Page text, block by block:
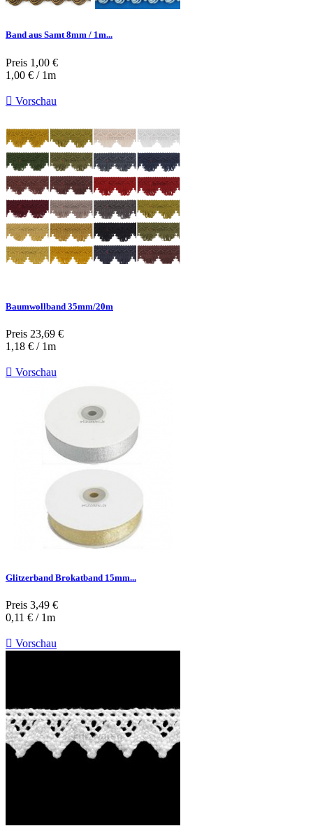
Band aus Samt 8mm / 1m...
Preis 1,00 €
1,00 € / 1m
 Vorschau
Baumwollband 35mm/20m
Preis 23,69 €
1,18 € / 1m
 Vorschau
Glitzerband Brokatband 15mm...
Preis 3,49 €
0,11 € / 1m
 Vorschau